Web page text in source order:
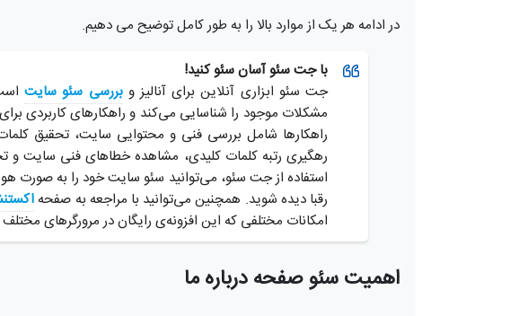
در ادامه هر یک از موارد بالا را به طور کامل توضیح می دهیم.
با جت سئو آسان سئو کنید!
جت سئو ابزاری آنلاین برای آنالیز وبررسی سئو سایت
مشکلات موجود را شناسایی می‌کند و راهکارهای کاربردی
راهکارها شامل بررسی فنی و محتوایی سایت، تحقیق کلمات
رهگیری رتبه کلمات کلیدی، مشاهده خطاهای فنی سایت و
استفاده از جت سئو، می‌توانید سئو سایت خود را به صورت
رقبا دیده شوید. همچنین می‌توانید با مراجعه به صفحه
امکانات مختلفی که این افزونه‌ی رایگان در مرورگرهای
اهمیت سئو صفحه درباره ما